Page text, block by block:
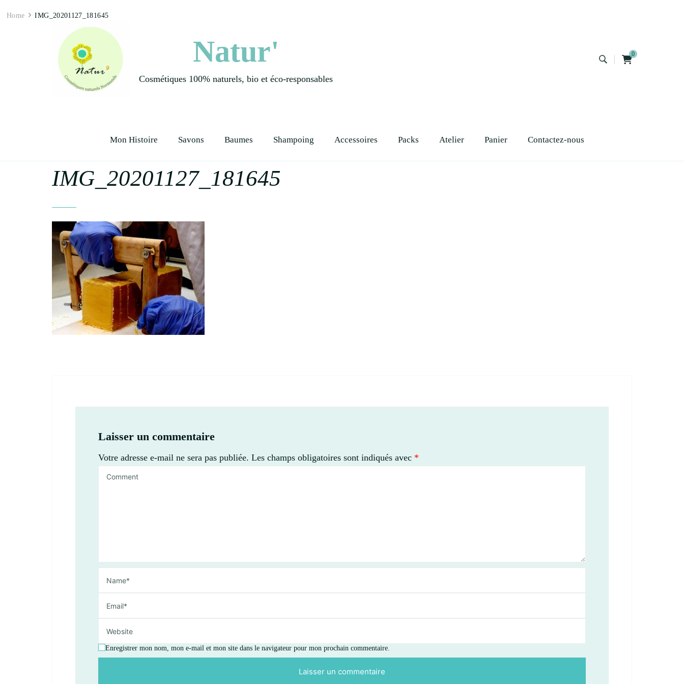
Natur'
Cosmétiques 100% naturels, bio et éco-responsables
0
Mon Histoire Savons Baumes Shampoing Accessoires Packs Atelier Panier Contactez-nous
Home IMG_20201127_181645
IMG_20201127_181645
Laisser un commentaire
Votre adresse e-mail ne sera pas publiée. Les champs obligatoires sont indiqués avec *
Enregistrer mon nom, mon e-mail et mon site dans le navigateur pour mon prochain commentaire.